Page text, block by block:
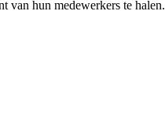
van hun medewerkers te halen.